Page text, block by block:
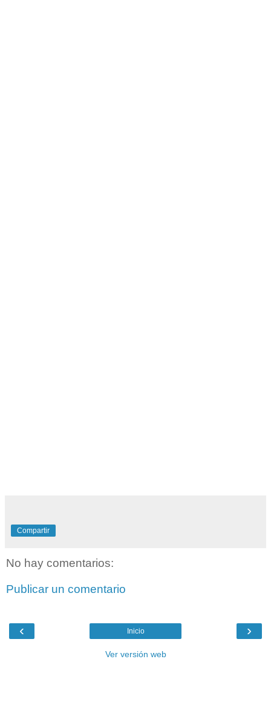
Compartir
No hay comentarios:
Publicar un comentario
‹ ›
Inicio
Ver versión web